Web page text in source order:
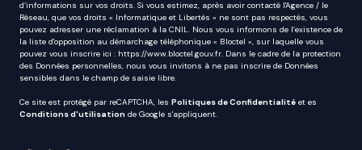
d’informations sur vos droits. Si vous estimez, après avoir contacté l'Agence / le
Réseau, que vos droits « Informatique et Libertés » ne sont pas respectés, vous
pouvez adresser une réclamation à la CNIL. Nous vous informons de l’existence de
la liste d'opposition au démarchage téléphonique « Bloctel », sur laquelle vous
pouvez vous inscrire ici : https://www.bloctel.gouv.fr. Dans le cadre de la protection
des Données personnelles, nous vous invitons à ne pas inscrire de Données
sensibles dans le champ de saisie libre.
Ce site est protégé par reCAPTCHA, les Politiques de Confidentialité et es
Conditions d'utilisation de Google s'appliquent.